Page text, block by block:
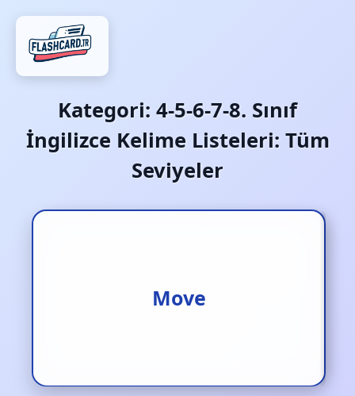
Kategori: 4-5-6-7-8. Sınıf
İngilizce Kelime Listeleri: Tüm
Seviyeler
Move
Taşınmak